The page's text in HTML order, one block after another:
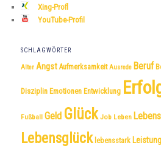
Xing-Profl
YouTube-Profil
SCHLAGWÖRTER
Alter Angst Aufmerksamkeit Ausrede Beruf
Disziplin Emotionen Entwicklung
Fußball Geld Glück Job Leben
Lebensglück lebensstark Leistung